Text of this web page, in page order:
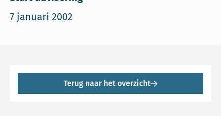
7 januari 2002
Terug naar het overzicht